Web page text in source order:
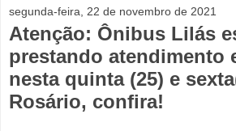
segunda-feira, 22 de novembro de 2021
Atenção: Ônibus Lilás
prestando atendimento
nesta quinta (25) e
Rosário, confira!